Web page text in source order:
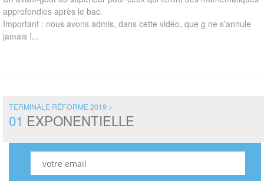
approfondies après le bac.
Important : nous avons admis, dans cette vidéo, que g ne s'annule
jamais !...
TERMINALE RÉFORME 2019 >
01 EXPONENTIELLE